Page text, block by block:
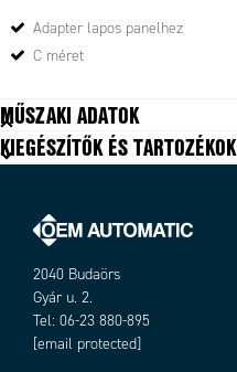
Adapter lapos panelhez
C méret
MŰSZAKI ADATOK
Anyag
Type of part
KIEGÉSZÍTŐK ÉS TARTOZÉKOK
2040 Budaörs
Gyár u. 2.
Tel: 06-23 880-895
[email protected]